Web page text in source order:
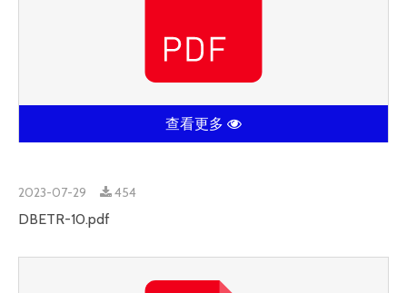
查看更多
2023-07-29 454
DBETR-10.pdf